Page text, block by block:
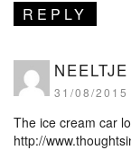
REPLY
31/08/2015
The ice cream car
http://